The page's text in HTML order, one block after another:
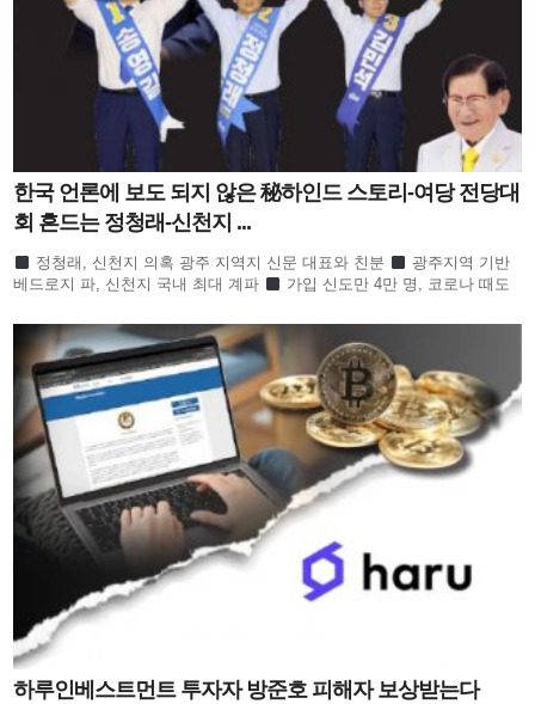
한국 언론에 보도 되지 않은 秘하인드 스토리-여당 전당대
회 흔드는 정청래-신천지 ...
정청래, 신천지 의혹 광주 지역지 신문 대표와 친분
광주지역 기반
베드로지 파, 신천지 국내 최대 계파
가입 신도만 4만 명, 코로나 때도
하루인베스트먼트 투자자 방준호 피해자 보상받는다